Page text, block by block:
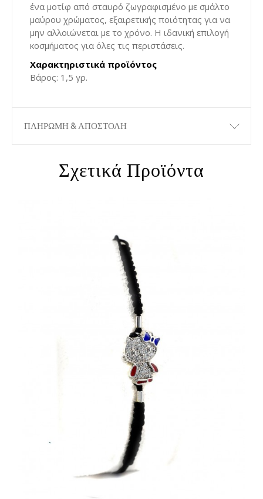
ένα μοτίφ από σταυρό ζωγραφισμένο με σμάλτο
μαύρου χρώματος, εξαιρετικής ποιότητας για να
μην αλλοιώνεται με το χρόνο. Η ιδανική επιλογή
κοσμήματος για όλες τις περιστάσεις.
Χαρακτηριστικά προϊόντος
Βάρος: 1,5 γρ.
ΠΛΗΡΩΜΗ & ΑΠΟΣΤΟΛΗ
Σχετικά Προϊόντα